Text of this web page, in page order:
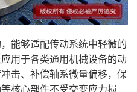
能够适配传动系统中轻微的
用于各类通用机械设备的动
击、补偿轴系微量偏移，保
核心部件不受交变应力损